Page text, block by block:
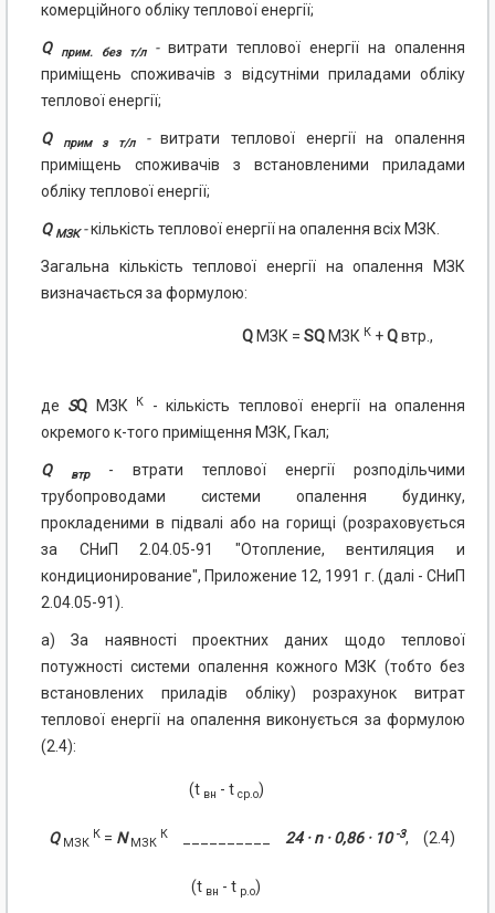
комерційного обліку теплової енергії;
Qприм. без т/л - витрати теплової енергії на опалення
приміщень споживачів з відсутніми приладами обліку
теплової енергії;
Qприм з т/л -витрати теплової енергії на опалення
приміщень споживачів з встановленими приладами
обліку теплової енергії;
QМЗК -кількість теплової енергії на опалення всіх МЗК.
Загальна кількість теплової енергії на опалення МЗК
визначається за формулою:
Q МЗК = SQ МЗК К +Qвтр.,
де SQ МЗК К
- кількість теплової енергії на опалення
окремого к-того приміщення МЗК, Гкал;
Qвтр-
втрати теплової енергії розподільчими
трубопроводами системи опалення будинку,
прокладеними в підвалі або на горищі (розраховується
за СНиП 2.04.05-91 "Отопление, вентиляция и
кондиционирование", Приложение 12, 1991 г. (далі - СНиП
2.04.05-91).
а) За наявності проектних даних щодо теплової
потужності системи опалення кожного МЗК (тобто без
встановлених приладів обліку) розрахунок витрат
теплової енергії на опалення виконується за формулою
(2.4):
QМЗК
К= NМЗК
К
(tвн - tср.о)
24 · n · 0,86 · 10-3, (2.4)
(t вн - t р.о)